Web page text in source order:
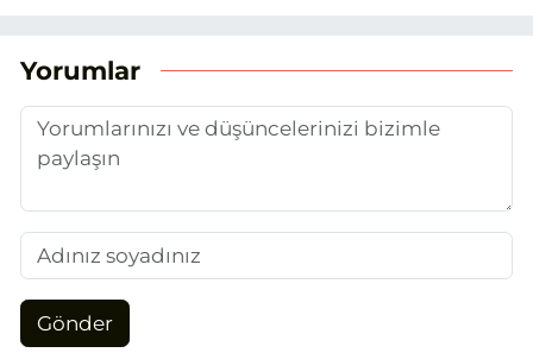
temel alıyorum.
Yorumlar
Gönder